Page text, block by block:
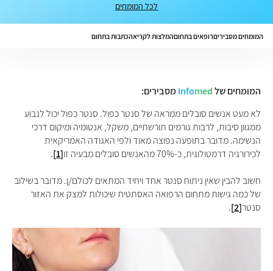
לכל המומחים
המומחים מסביריםרופאים בתחוםהמלצות לקריאהכתבות בתחום
המומחים של Infomed
מסבירים:
לא מעט אנשים סובלים ממראה של סנטר כפול. סנטר כפול יכול לנבוע
ממגוון סיבות, לרבות גורמים תורשתיים, משקל, אנטומיה ומיקום דרכי
הנשימה. מדובר בתופעה נפוצה מאוד ולפי האגודה האמריקאית
לכירורגיה דרמטולוגית, כ-70% מהאנשים סובלים מבעיה זו
[1]
.
חשוב להבין שאין ניתוח סנטר אחד ויחיד המתאים לכולם/ן. מדובר בשילוב
של כמה גישות מתחום הרפואה האסתטית שיכולות למצק את האזור
סנטר[2]
.